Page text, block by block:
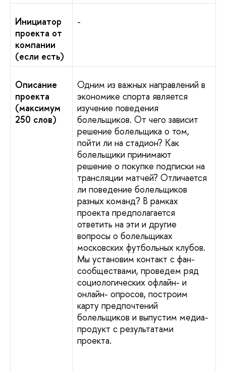
Инициатор
проекта от
компании
(если есть)
-
Описание
проекта
(максимум
250 слов)
Одним из важных направлений в
экономике спорта является
изучение поведения
болельщиков. От чего зависит
решение болельщика о том,
пойти ли на стадион? Как
болельщики принимают
решение о покупке подписки на
трансляции матчей? Отличается
ли поведение болельщиков
разных команд? В рамках
проекта предполагается
ответить на эти и другие
вопросы о болельщиках
московских футбольных клубов.
Мы установим контакт с фан-
сообществами, проведем ряд
социологических офлайн- и
онлайн- опросов, построим
карту предпочтений
болельщиков и выпустим медиа-
продукт с результатами
проекта.